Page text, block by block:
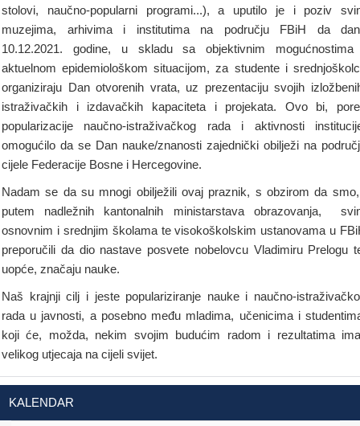
stolovi, naučno-popularni programi...), a uputilo je i poziv
muzejima, arhivima i institutima na području FBiH da
10.12.2021. godine, u skladu sa objektivnim
aktuelnom epidemiološkom situacijom, za studente i
organiziraju Dan otvorenih vrata, uz prezentaciju svojih
istraživačkih i izdavačkih kapaciteta i projekata. Ovo bi,
popularizacije naučno-istraživačkog rada i aktivnosti
omogućilo da se Dan nauke/znanosti zajednički obilježi na
cijele Federacije Bosne i Hercegovine.
Nadam se da su mnogi obilježili ovaj praznik, s obzirom da
putem nadležnih kantonalnih ministarstava obrazovanja,
osnovnim i srednjim školama te visokoškolskim ustanovama u
preporučili da dio nastave posvete nobelovcu Vladimiru Prelogu
uopće, značaju nauke.
Naš krajnji cilj i jeste populariziranje nauke i naučno-
rada u javnosti, a posebno među mladima, učenicima i
koji će, možda, nekim svojim budućim radom i rezultatima
velikog utjecaja na cijeli svijet.
KALENDAR